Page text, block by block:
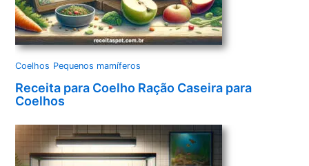
Coelhos Pequenos mamíferos
Receita para Coelho Ração Caseira para
Coelhos